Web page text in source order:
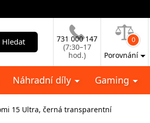
Hledat
731 000 147
(7:30–17
hod.)
0
Porovnání
Náhradní díly Gaming
15 Ultra, černá transparentní